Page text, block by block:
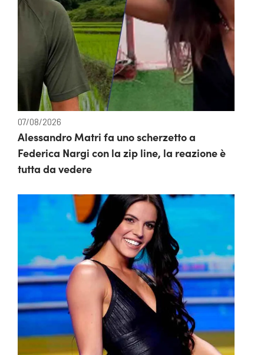
07/08/2026
Alessandro Matri fa uno scherzetto a
Federica Nargi con la zip line, la reazione è
tutta da vedere